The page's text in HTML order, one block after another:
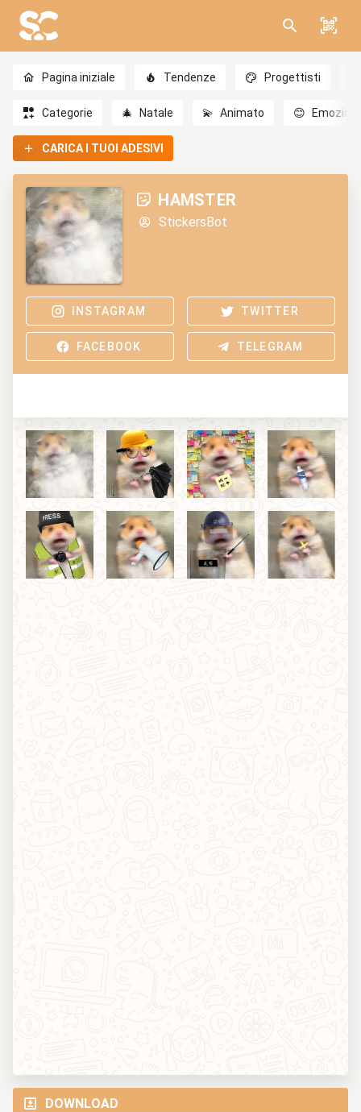
Pagina iniziale Tendenze Progettisti
Categorie 🎄 Natale 💫 Animato 😊 Emozioni
CARICA I TUOI ADESIVI
HAMSTER
StickersBot
INSTAGRAM TWITTER
FACEBOOK TELEGRAM
DOWNLOAD